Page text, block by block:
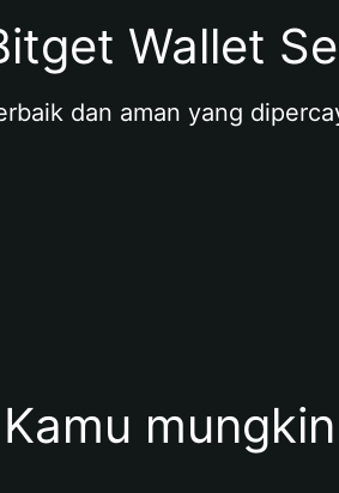
Wallet
dan aman yang
Kamu